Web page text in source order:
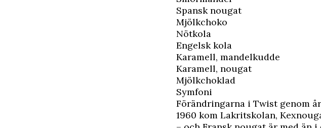
Spansk nougat
Mjölkchoko
Nötkola
Engelsk kola
Karamell, mandelkudde
Karamell, nougat
Mjölkchoklad
Symfoni
Förändringarna i Twist genom
1960 kom Lakritskolan,